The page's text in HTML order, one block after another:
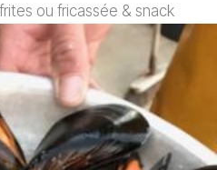
ou fricassée & snack